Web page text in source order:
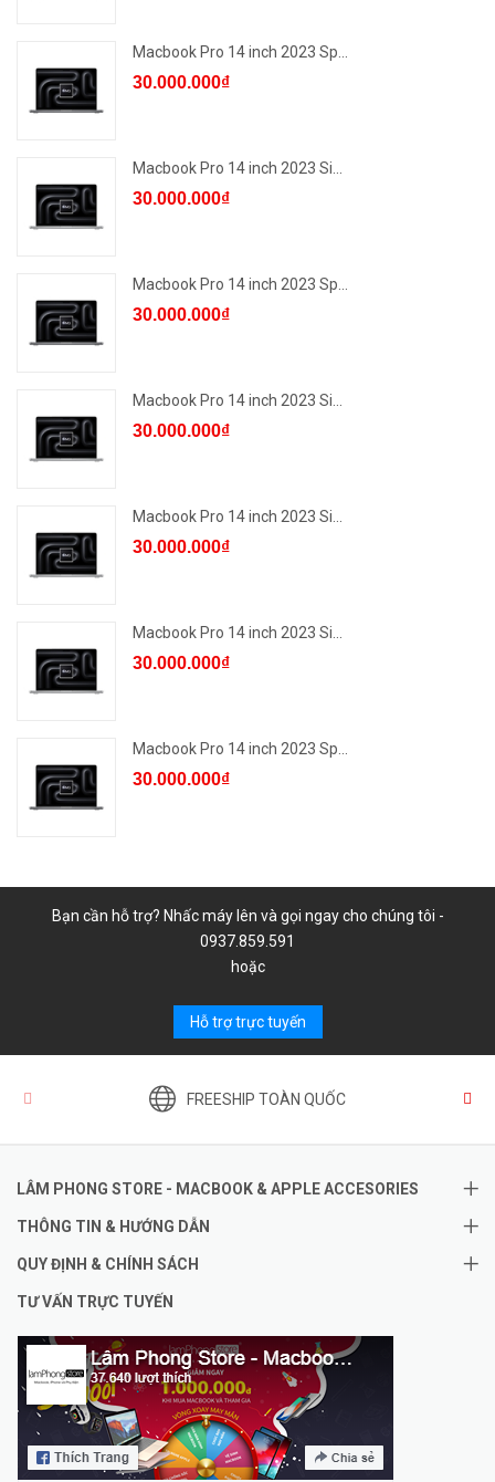
Macbook Pro 14 inch 2023 Sp...
30.000.000₫
Macbook Pro 14 inch 2023 Si...
30.000.000₫
Macbook Pro 14 inch 2023 Sp...
30.000.000₫
Macbook Pro 14 inch 2023 Si...
30.000.000₫
Macbook Pro 14 inch 2023 Si...
30.000.000₫
Macbook Pro 14 inch 2023 Si...
30.000.000₫
Macbook Pro 14 inch 2023 Sp...
30.000.000₫
Bạn cần hỗ trợ? Nhấc máy lên và gọi ngay cho chúng tôi -
0937.859.591
hoặc
Hỗ trợ trực tuyến
FREESHIP TOÀN QUỐC
LÂM PHONG STORE - MACBOOK & APPLE ACCESORIES
THÔNG TIN & HƯỚNG DẪN
QUY ĐỊNH & CHÍNH SÁCH
TƯ VẤN TRỰC TUYẾN